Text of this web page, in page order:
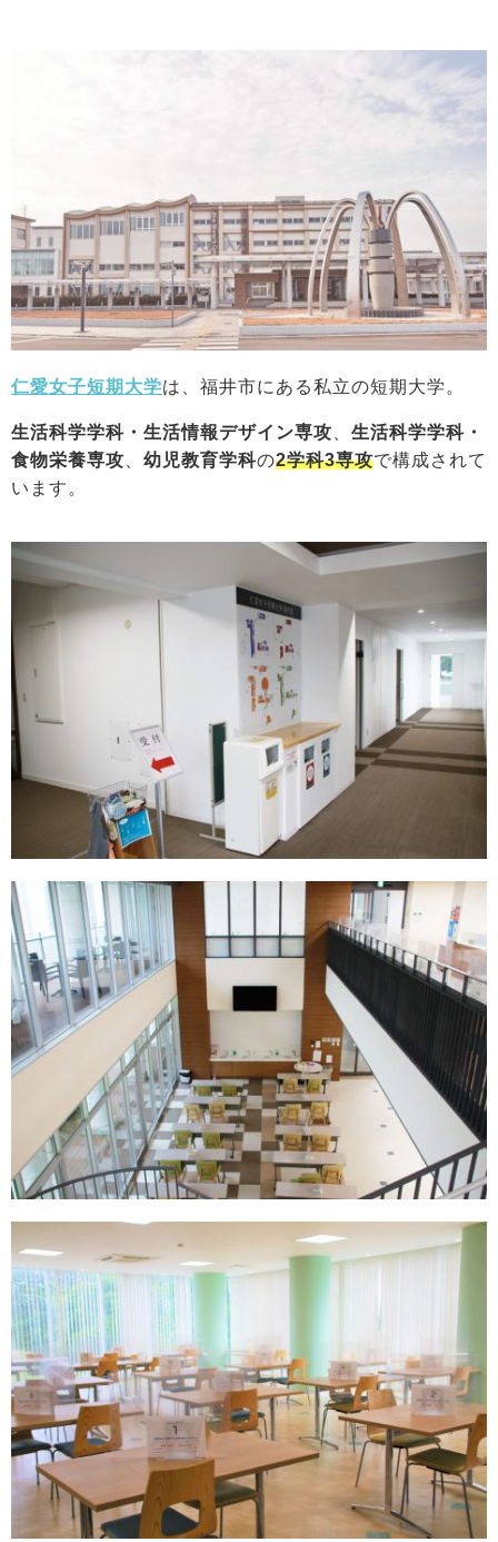
仁愛女子短期大学は、福井市にある私立の短期大学。
生活科学学科・生活情報デザイン専攻
生活科学学科・
食物栄養専攻
幼児教育学科の2学科3専攻で構成されて
います。